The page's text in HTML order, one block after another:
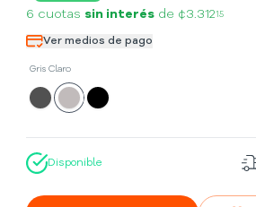
6 cuotas sin interés de ¢3.31215
Ver medios de pago
Gris Claro
Disponible